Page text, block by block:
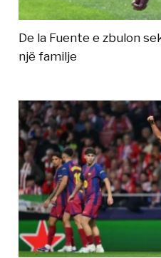
De la Fuente e zbulon
një familje